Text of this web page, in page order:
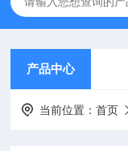
产品中心
当前位置：首页